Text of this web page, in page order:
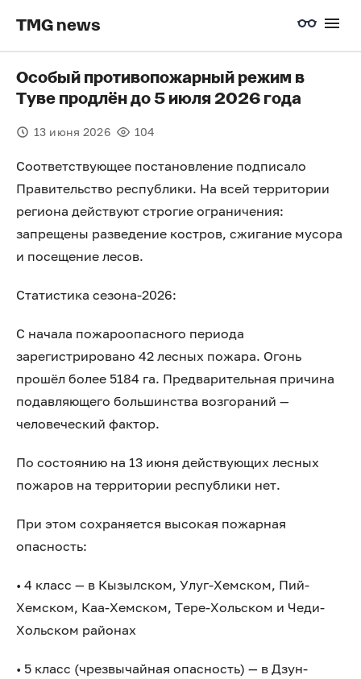
TMG news
Особый противопожарный режим в
Туве продлён до 5 июля 2026 года
13 июня 2026 104
Соответствующее постановление подписало
Правительство республики. На всей территории
региона действуют строгие ограничения:
запрещены разведение костров, сжигание мусора
и посещение лесов.
Статистика сезона-2026:
С начала пожароопасного периода
зарегистрировано 42 лесных пожара. Огонь
прошёл более 5184 га. Предварительная причина
подавляющего большинства возгораний —
человеческий фактор.
По состоянию на 13 июня действующих лесных
пожаров на территории республики нет.
При этом сохраняется высокая пожарная
опасность:
• 4 класс — в Кызылском, Улуг-Хемском, Пий-
Хемском, Каа-Хемском, Тере-Хольском и Чеди-
Хольском районах
• 5 класс (чрезвычайная опасность) — в Дзун-